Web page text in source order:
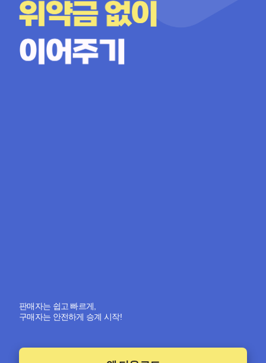
판매자는 쉽고 빠르게,
구매자는 안전하게 승계 시작!